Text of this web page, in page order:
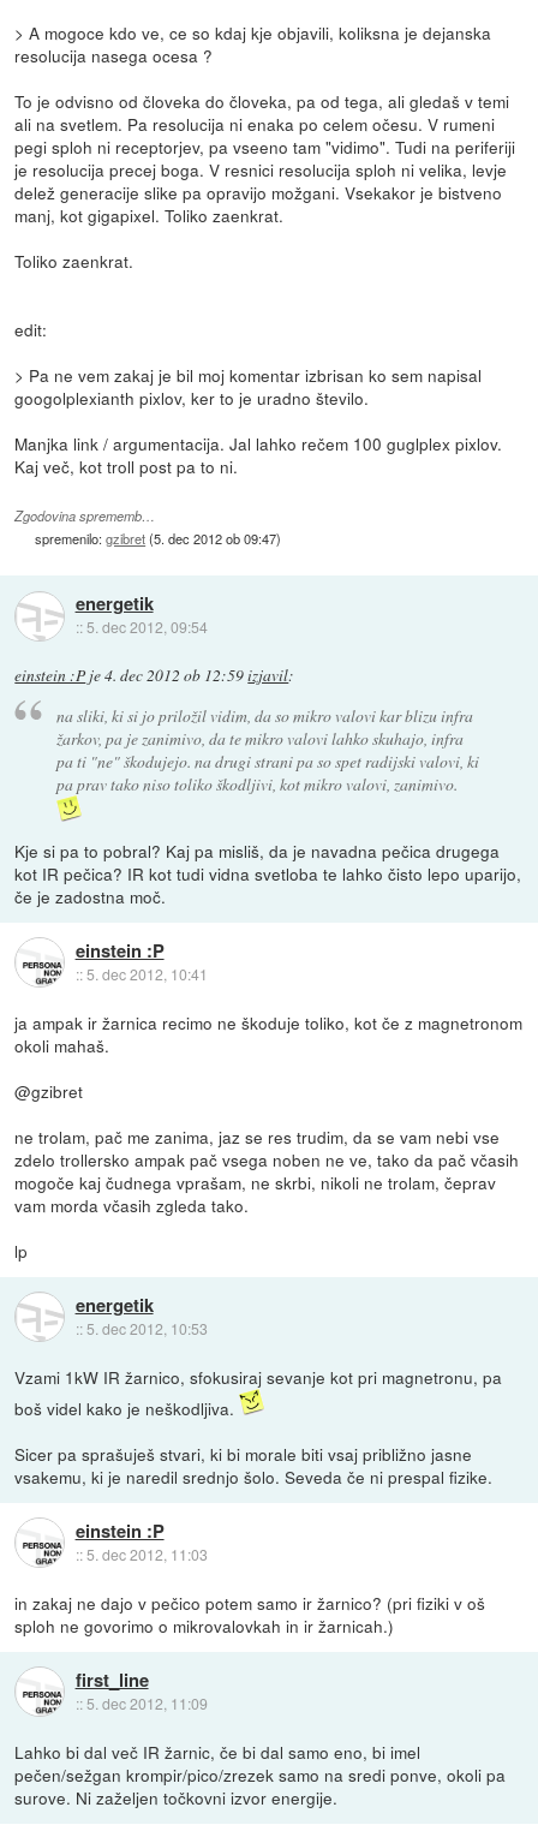
> A mogoce kdo ve, ce so kdaj kje objavili, koliksna je dejanska
resolucija nasega ocesa ?
To je odvisno od človeka do človeka, pa od tega, ali gledaš v temi
ali na svetlem. Pa resolucija ni enaka po celem očesu. V rumeni
pegi sploh ni receptorjev, pa vseeno tam "vidimo". Tudi na periferiji
je resolucija precej boga. V resnici resolucija sploh ni velika, levje
delež generacije slike pa opravijo možgani. Vsekakor je bistveno
manj, kot gigapixel. Toliko zaenkrat.
Toliko zaenkrat.
edit:
> Pa ne vem zakaj je bil moj komentar izbrisan ko sem napisal
googolplexianth pixlov, ker to je uradno število.
Manjka link / argumentacija. Jal lahko rečem 100 guglplex pixlov.
Kaj več, kot troll post pa to ni.
Zgodovina sprememb…
spremenilo:gzibret(5. dec 2012 ob 09:47)
energetik
:: 5. dec 2012, 09:54
einstein :P je4. dec 2012 ob 12:59izjavil:
na sliki, ki si jo priložil vidim, da so mikro valovi kar blizu infra
žarkov, pa je zanimivo, da te mikro valovi lahko skuhajo, infra
pa ti "ne" škodujejo. na drugi strani pa so spet radijski valovi, ki
pa prav tako niso toliko škodljivi, kot mikro valovi, zanimivo.
Kje si pa to pobral? Kaj pa misliš, da je navadna pečica drugega
kot IR pečica? IR kot tudi vidna svetloba te lahko čisto lepo uparijo,
če je zadostna moč.
einstein :P
::5. dec 2012, 10:41
ja ampak ir žarnica recimo ne škoduje toliko, kot če z magnetronom
okoli mahaš.
@gzibret
ne trolam, pač me zanima, jaz se res trudim, da se vam nebi vse
zdelo trollersko ampak pač vsega noben ne ve, tako da pač včasih
mogoče kaj čudnega vprašam, ne skrbi, nikoli ne trolam, čeprav
vam morda včasih zgleda tako.
lp
energetik
:: 5. dec 2012, 10:53
Vzami 1kW IR žarnico, sfokusiraj sevanje kot pri magnetronu, pa
boš videl kako je neškodljiva.
Sicer pa sprašuješ stvari, ki bi morale biti vsaj približno jasne
vsakemu, ki je naredil srednjo šolo. Seveda če ni prespal fizike.
einstein :P
::5. dec 2012, 11:03
in zakaj ne dajo v pečico potem samo ir žarnico? (pri fiziki v oš
sploh ne govorimo o mikrovalovkah in ir žarnicah.)
first_line
:: 5. dec 2012, 11:09
Lahko bi dal več IR žarnic, če bi dal samo eno, bi imel
pečen/sežgan krompir/pico/zrezek samo na sredi ponve, okoli pa
surove. Ni zaželjen točkovni izvor energije.